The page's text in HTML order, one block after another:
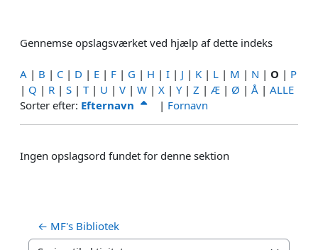
Gennemse opslagsværket ved hjælp af dette indeks
A | B | C | D | E | F | G | H | I | J | K | L | M | N | O | P
| Q | R | S | T| U | V | W | X | Y| Z | Æ | Ø | Å | ALLE
Aktuel sortering Efternavn faldende
Sorter efter: Efternavn | Fornavn
Ingen opslagsord fundet for denne sektion
← MF's Bibliotek